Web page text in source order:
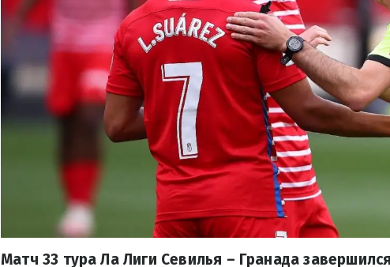
Матч 33 тура Ла Лиги Севилья – Гранада